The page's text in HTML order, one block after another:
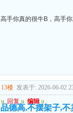
高手你真的很牛B，高手
13楼 发表于: 2026-06-02
u 回复 u 编辑 u
品德高,不摆架子,